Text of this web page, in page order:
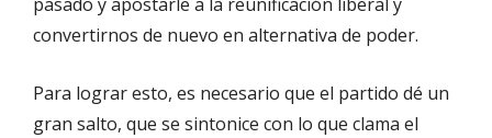
convertirnos de nuevo en alternativa de poder.
Para lograr esto, es necesario que el partido dé un
gran salto, que se sintonice con lo que clama el